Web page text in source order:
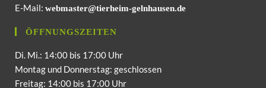
E-Mail: webmaster@tierheim-gelnhausen.de
ÖFFNUNGSZEITEN
Di. Mi.: 14:00 bis 17:00 Uhr
Montag und Donnerstag: geschlossen
Freitag: 14:00 bis 17:00 Uhr